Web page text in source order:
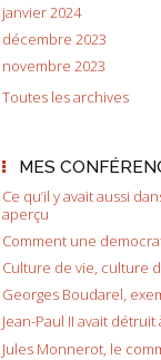
janvier 2024
décembre 2023
novembre 2023
Toutes les archives
MES
Ce qu’il y avait aussi
aperçu
Comment une
Culture de vie, culture
Georges Boudarel,
Jean-Paul II avait
Jules Monnerot, le